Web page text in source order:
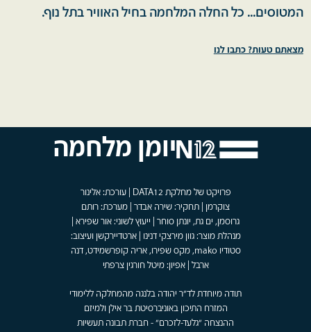
המטוסים... כל החלה המלחמה בחיל האוויר בתל נוף.
מצאתם טעות? כתבו לנו
יומן מלחמה
פרויקט של מחלקת DATA12 | עורכת: אלינור
צוקרמן | תחקיר: שירה אבדר | מערכת: רותם
גרוסמן, ים גת, יונתן סוחר | ייעוץ לשוני: אור שפירא |
מנהלת מוצר: גוון מירצקי דנינו | ארטדיירקשן ועיצוב:
סטודיו mako, מקס שפירו, אריה קופרשמידט, דנה
ארבל | אפיון: מיטל חורגין צרפתי
תודה מיוחדת לד"ר יהודה בלנגה מהמחלקה ללימודי
המזרח התיכון באוניברסיטת בר אילן ולמיזם
ההנצחה "גלעד-לזכרם" - חברת תבונה תעשיות